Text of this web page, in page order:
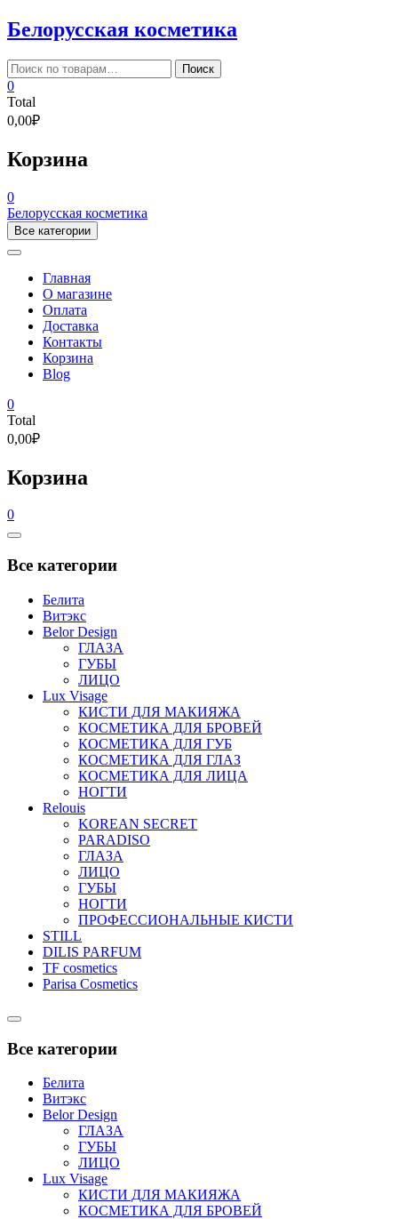
Skip
to
content
Белорусская косметика
Искать: Поиск
0
Total
0,00₽
Корзина
0
Белорусская косметика
Все категории
Главная
О магазине
Оплата
Доставка
Контакты
Корзина
Blog
0
Total
0,00₽
Корзина
0
Catalog
Все категории
Белита
Витэкс
Belor Design
ГЛАЗА
ГУБЫ
ЛИЦО
Lux Visage
КИСТИ ДЛЯ МАКИЯЖА
КОСМЕТИКА ДЛЯ БРОВЕЙ
КОСМЕТИКА ДЛЯ ГУБ
КОСМЕТИКА ДЛЯ ГЛАЗ
КОСМЕТИКА ДЛЯ ЛИЦА
НОГТИ
Relouis
KOREAN SECRET
PARADISO
ГЛАЗА
ЛИЦО
ГУБЫ
НОГТИ
ПРОФЕССИОНАЛЬНЫЕ КИСТИ
STILL
DILIS PARFUM
TF cosmetics
Parisa Cosmetics
Catalog
Все категории
Белита
Витэкс
Belor Design
ГЛАЗА
ГУБЫ
ЛИЦО
Lux Visage
КИСТИ ДЛЯ МАКИЯЖА
КОСМЕТИКА ДЛЯ БРОВЕЙ